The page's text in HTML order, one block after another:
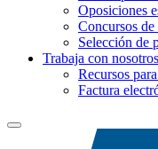
Oposiciones
Concursos
Selección de
Trabaja con nosotros
Recursos
Factura